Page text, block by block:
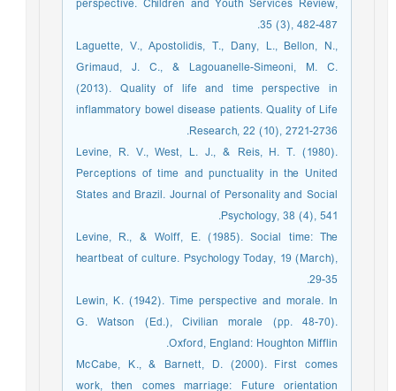
perspective. Children and Youth Services Review,
35 (3), 482-487.
Laguette, V., Apostolidis, T., Dany, L., Bellon, N.,
Grimaud, J. C., & Lagouanelle-Simeoni, M. C.
(2013). Quality of life and time perspective in
inflammatory bowel disease patients. Quality of Life
Research, 22 (10), 2721-2736.
Levine, R. V., West, L. J., & Reis, H. T. (1980).
Perceptions of time and punctuality in the United
States and Brazil. Journal of Personality and Social
Psychology, 38 (4), 541.
Levine, R., & Wolff, E. (1985). Social time: The
heartbeat of culture. Psychology Today, 19 (March),
29-35.
Lewin, K. (1942). Time perspective and morale. In
G. Watson (Ed.), Civilian morale (pp. 48-70).
Oxford, England: Houghton Mifflin.
McCabe, K., & Barnett, D. (2000). First comes
work, then comes marriage: Future orientation